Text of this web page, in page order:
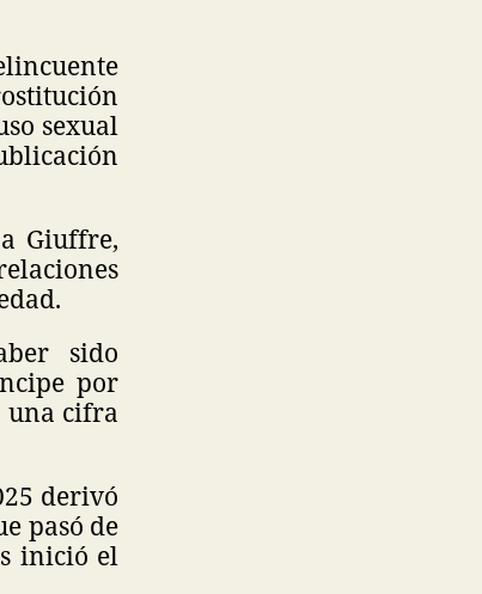
sexual
Giuffre,
sido
por
una cifra
derivó
pasó de
inició el